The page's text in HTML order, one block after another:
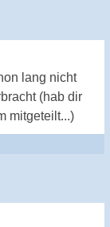
lang nicht
(hab dir
mitgeteilt...)